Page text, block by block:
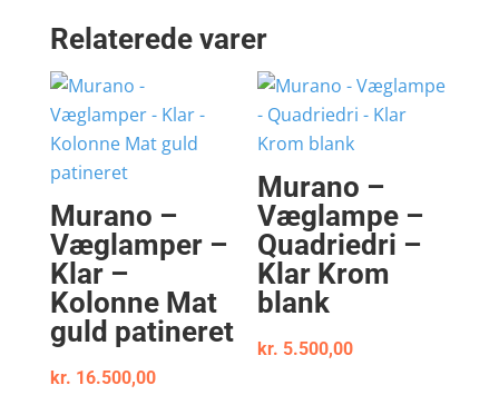
Relaterede varer
Murano –
Væglamper –
Klar –
Kolonne Mat
guld patineret
kr. 16.500,00
Murano –
Væglampe –
Quadriedri –
Klar Krom
blank
kr. 5.500,00